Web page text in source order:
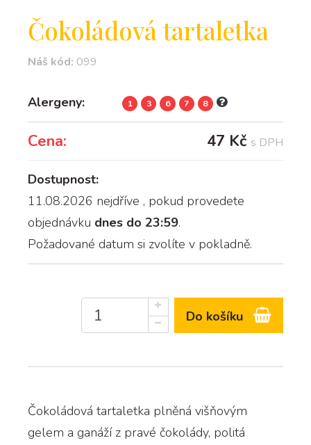
Čokoládová tartaletka
Náš kód: 099
Alergeny: 1 3 6 7 8
Cena: 47 Kč s DPH
Dostupnost:
11.08.2026 nejdříve , pokud provedete
objednávku dnes do 23:59.
Požadované datum si zvolíte v pokladně.
Do košíku
Čokoládová tartaletka plněná višňovým
gelem a ganáží z pravé čokolády, politá